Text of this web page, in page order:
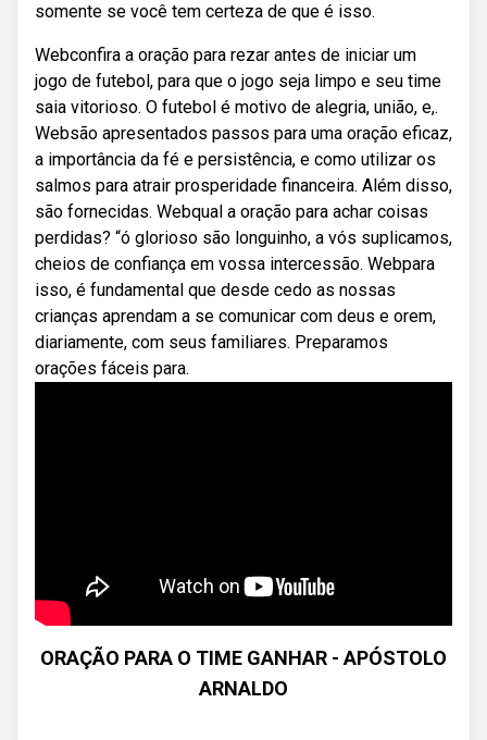
somente se você tem certeza de que é isso.
Webconfira a oração para rezar antes de iniciar um
jogo de futebol, para que o jogo seja limpo e seu time
saia vitorioso. O futebol é motivo de alegria, união, e,.
Websão apresentados passos para uma oração eficaz,
a importância da fé e persistência, e como utilizar os
salmos para atrair prosperidade financeira. Além disso,
são fornecidas. Webqual a oração para achar coisas
perdidas? “ó glorioso são longuinho, a vós suplicamos,
cheios de confiança em vossa intercessão. Webpara
isso, é fundamental que desde cedo as nossas
crianças aprendam a se comunicar com deus e orem,
diariamente, com seus familiares. Preparamos
orações fáceis para.
ORAÇÃO PARA O TIME GANHAR - APÓSTOLO
ARNALDO